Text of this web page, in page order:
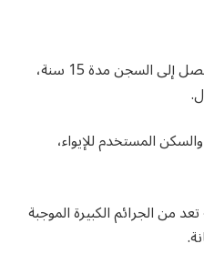
وقالت الوزارة إن هذه العقوبات تصل إلى السجن مدة 15 سنة،
المستخدم للإيواء،
من الجرائم الكبيرة الموجبة